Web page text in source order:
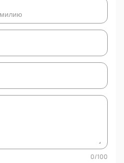
0/100